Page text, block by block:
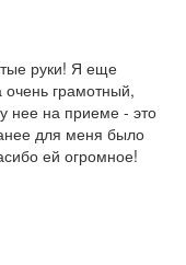
руки! Я еще
очень грамотный,
нее на приеме - это
для меня было
ей огромное!